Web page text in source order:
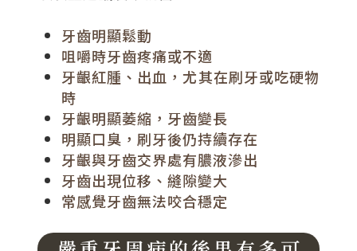
牙齒明顯鬆動
咀嚼時牙齒疼痛或不適
牙齦紅腫、出血，尤其在刷牙或吃硬物
時
牙齦明顯萎縮，牙齒變長
明顯口臭，刷牙後仍持續存在
牙齦與牙齒交界處有膿液滲出
牙齒出現位移、縫隙變大
常感覺牙齒無法咬合穩定